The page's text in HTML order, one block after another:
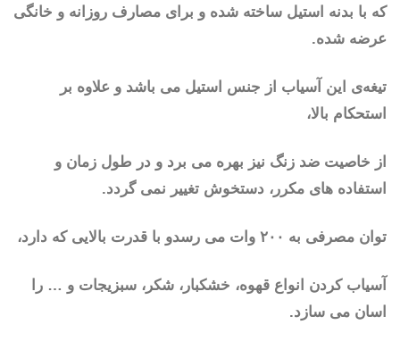
که با بدنه استیل ساخته شده و برای مصارف روزانه و خانگی
عرضه شده.
تیغه‌ی این آسیاب از جنس استیل می باشد و علاوه‌ بر
استحکام بالا،
از خاصیت ضد زنگ نیز بهره می برد و در طول زمان و
استفاده های مکرر، دستخوش تغییر نمی گردد.
توان مصرفی به ۲۰۰ وات می رسدو با قدرت بالایی که دارد،
آسیاب کردن انواع قهوه، خشکبار، شکر، سبزیجات و … را
اسان می سازد.